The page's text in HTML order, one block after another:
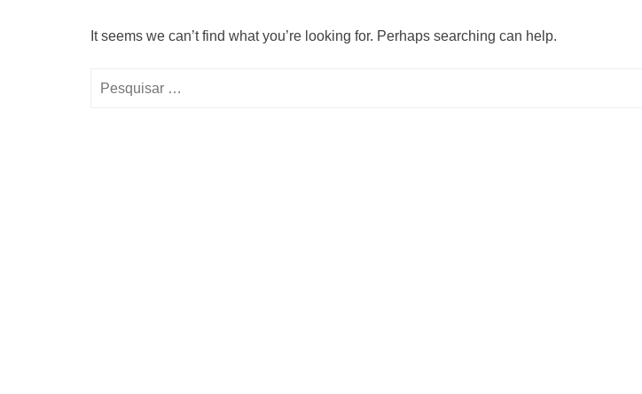
It seems we can’t find what you’re looking for. Perhaps searching can help.